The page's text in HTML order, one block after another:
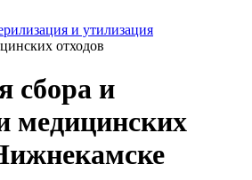
и утилизация
отходов
сбора и
медицинских